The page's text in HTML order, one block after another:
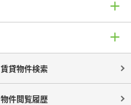
賃貸物件検索
物件閲覧履歴